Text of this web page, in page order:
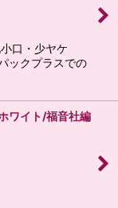
口・少ヤケ
ックプラスでの
ワイト/福音社編